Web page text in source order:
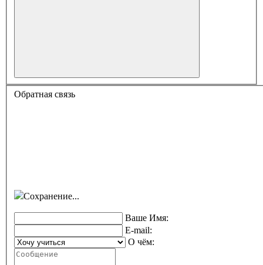
Обратная связь
Сохранение...
Ваше Имя:
E-mail:
О чём: